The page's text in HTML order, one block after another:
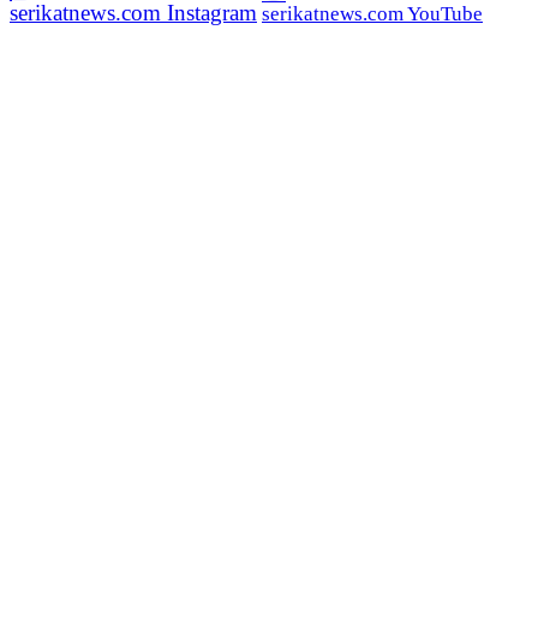
serikatnews.com Instagram serikatnews.com YouTube